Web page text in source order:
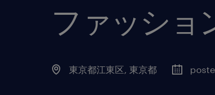
ファッショ
東京都江東区, 東京都